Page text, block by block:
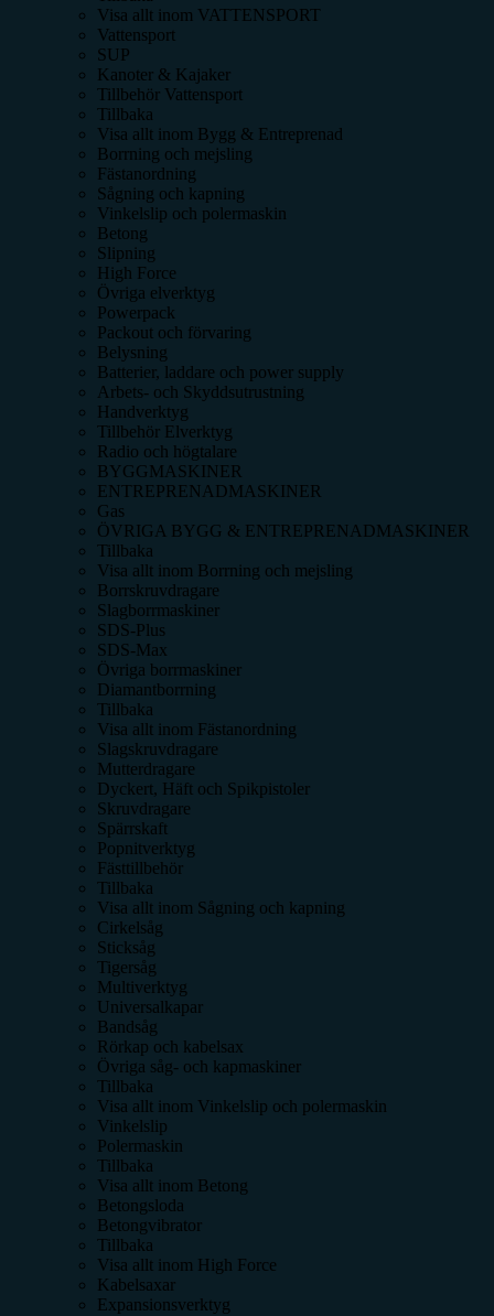
Visa allt inom VATTENSPORT
Vattensport
SUP
Kanoter & Kajaker
Tillbehör Vattensport
Tillbaka
Visa allt inom Bygg & Entreprenad
Borrning och mejsling
Fästanordning
Sågning och kapning
Vinkelslip och polermaskin
Betong
Slipning
High Force
Övriga elverktyg
Powerpack
Packout och förvaring
Belysning
Batterier, laddare och power supply
Arbets- och Skyddsutrustning
Handverktyg
Tillbehör Elverktyg
Radio och högtalare
BYGGMASKINER
ENTREPRENADMASKINER
Gas
ÖVRIGA BYGG & ENTREPRENADMASKINER
Tillbaka
Visa allt inom Borrning och mejsling
Borrskruvdragare
Slagborrmaskiner
SDS-Plus
SDS-Max
Övriga borrmaskiner
Diamantborrning
Tillbaka
Visa allt inom Fästanordning
Slagskruvdragare
Mutterdragare
Dyckert, Häft och Spikpistoler
Skruvdragare
Spärrskaft
Popnitverktyg
Fästtillbehör
Tillbaka
Visa allt inom Sågning och kapning
Cirkelsåg
Sticksåg
Tigersåg
Multiverktyg
Universalkapar
Bandsåg
Rörkap och kabelsax
Övriga såg- och kapmaskiner
Tillbaka
Visa allt inom Vinkelslip och polermaskin
Vinkelslip
Polermaskin
Tillbaka
Visa allt inom Betong
Betongsloda
Betongvibrator
Tillbaka
Visa allt inom High Force
Kabelsaxar
Expansionsverktyg